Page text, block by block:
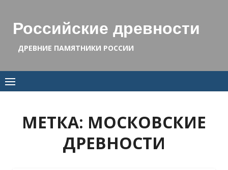
contentРоссийские древности
ДРЕВНИЕ ПАМЯТНИКИ РОССИИ
МЕТКА: МОСКОВСКИЕ
ДРЕВНОСТИ